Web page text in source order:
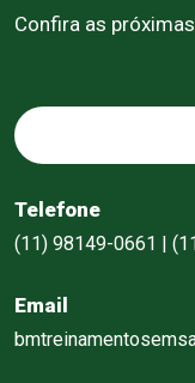
Confira as
Telefone
(11) 98149-0661 |
Email